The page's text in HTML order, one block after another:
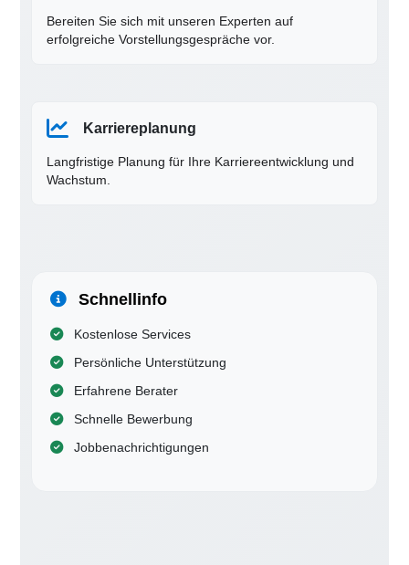
Bereiten Sie sich mit unseren Experten auf
erfolgreiche Vorstellungsgespräche vor.
Karriereplanung
Langfristige Planung für Ihre Karriereentwicklung und
Wachstum.
Schnellinfo
Kostenlose Services
Persönliche Unterstützung
Erfahrene Berater
Schnelle Bewerbung
Jobbenachrichtigungen